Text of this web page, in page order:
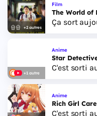
+2 autres
Film
The World of
Ça sort
+1 autre
Anime
Star
C'est sorti
Anime
Rich Girl
C'est sorti